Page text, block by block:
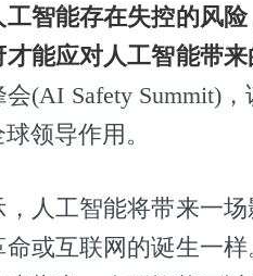
智能存在失控的风
能应对人工智能带来
(AI Safety Summit)
领导作用。
人工智能将带来一
或互联网的诞生一